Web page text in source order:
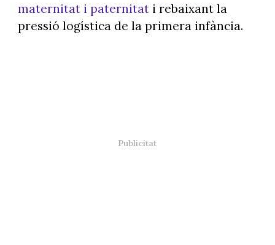
maternitat i paternitat i rebaixant la
pressió logística de la primera infància.